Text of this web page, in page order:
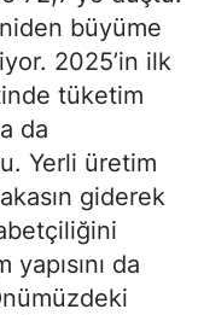
büyüme
2025’in ilk
tüketim
da
Yerli üretim
giderek
da